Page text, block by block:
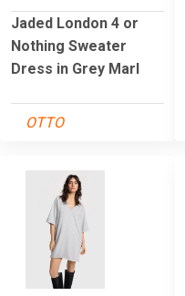
Jaded London 4 or
Nothing Sweater
Dress in Grey Marl
OTTO